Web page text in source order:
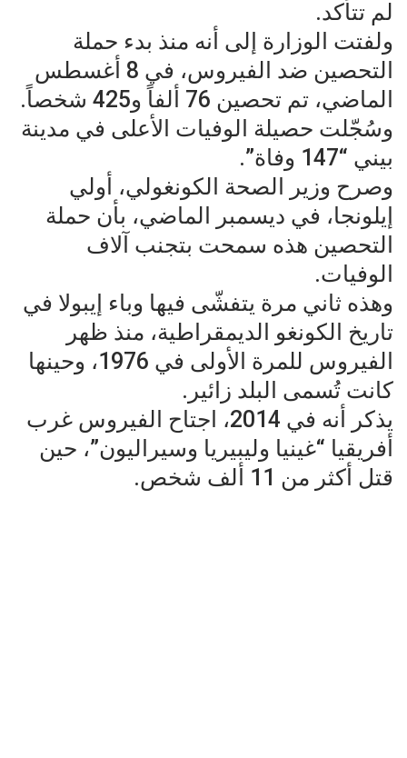
لم تتأكد.
ولفتت الوزارة إلى أنه منذ بدء حملة
التحصين ضد الفيروس، في 8 أغسطس
الماضي، تم تحصين 76 ألفاً و425 شخصاً.
وسُجّلت حصيلة الوفيات الأعلى في مدينة
بيني “147 وفاة”.
وصرح وزير الصحة الكونغولي، أولي
إيلونجا، في ديسمبر الماضي، بأن حملة
التحصين هذه سمحت بتجنب آلاف
الوفيات.
وهذه ثاني مرة يتفشّى فيها وباء إيبولا في
تاريخ الكونغو الديمقراطية، منذ ظهر
الفيروس للمرة الأولى في 1976، وحينها
كانت تُسمى البلد زائير.
يذكر أنه في 2014، اجتاح الفيروس غرب
أفريقيا “غينيا وليبيريا وسيراليون”، حين
قتل أكثر من 11 ألف شخص.